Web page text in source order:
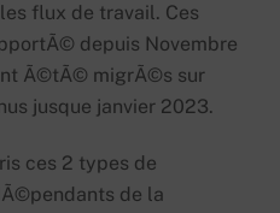
flux de travail. Ces
depuis Novembre
Ã©tÃ© migrÃ©s sur
jusque janvier 2023.
ces 2 types de
de la